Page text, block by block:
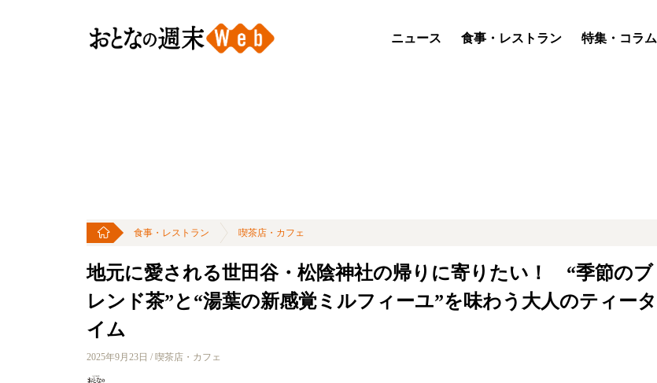
ニュース 食事・レストラン 特集・コラム
食事・レストラン 喫茶店・カフェ
地元に愛される世田谷・松陰神社の帰りに寄りたい！ “季節のブ
レンド茶”と“湯葉の新感覚ミルフィーユ”を味わう大人のティータ
イム
2025年9月23日 / 喫茶店・カフェ